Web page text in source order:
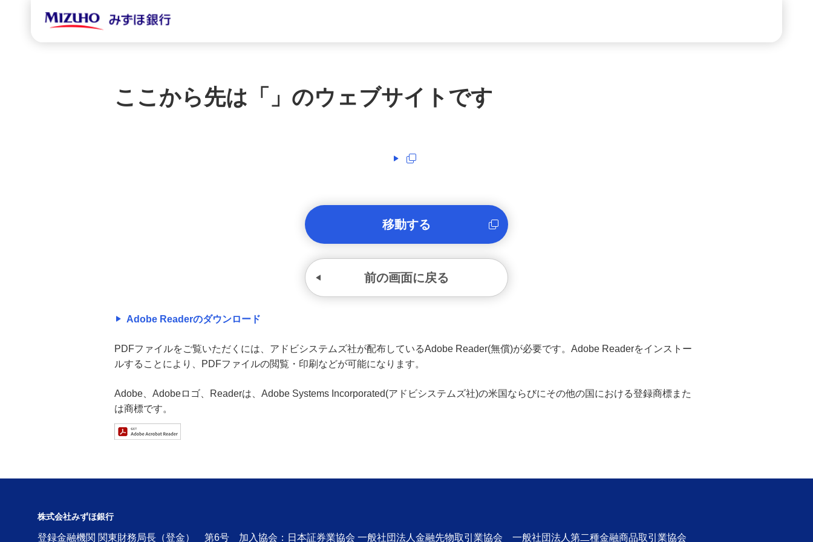
ここから先は「 」のウェブサイトです
移動する
前の画面に戻る
Adobe Readerのダウンロード
PDFファイルをご覧いただくには、アドビシステムズ社が配布しているAdobe Reader(無償)が必要です。Adobe Readerをインストー
ルすることにより、PDFファイルの閲覧・印刷などが可能になります。
Adobe、Adobeロゴ、Readerは、Adobe Systems Incorporated(アドビシステムズ社)の米国ならびにその他の国における登録商標また
は商標です。
株式会社みずほ銀行
登録金融機関 関東財務局長（登金） 第6号 加入協会：日本証券業協会 一般社団法人金融先物取引業協会 一般社団法人第二種金融商品取引業協会